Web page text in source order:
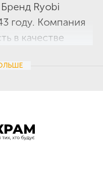
Ryobi
году. Компания
в качестве
1973 году под